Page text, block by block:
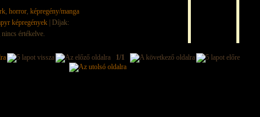
, horror, képregény/manga
képregények| Díjak:
értékelve.
1/1